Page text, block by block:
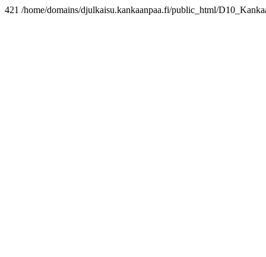
421 /home/domains/djulkaisu.kankaanpaa.fi/public_html/